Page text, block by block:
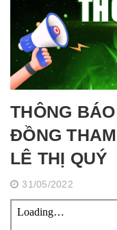
THÔNG
ĐỒNG
LÊ THỊ QUÝ
31/05/2022